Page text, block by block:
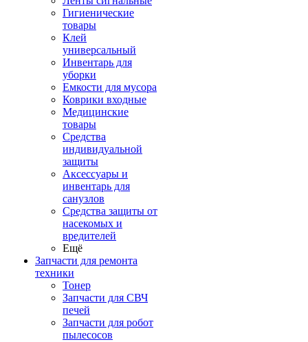
Гигиенические
товары
Клей
универсальный
Инвентарь для
уборки
Емкости для мусора
Коврики входные
Медицинские
товары
Средства
индивидуальной
защиты
Аксессуары и
инвентарь для
санузлов
Средства защиты от
насекомых и
вредителей
Ещё
Запчасти для ремонта
техники
Тонер
Запчасти для СВЧ
печей
Запчасти для робот
пылесосов